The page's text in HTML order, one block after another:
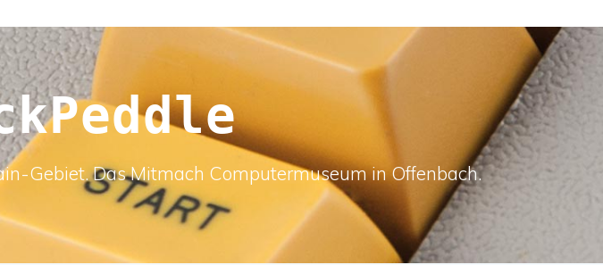
Gebiet. Das Mitmach Computermuseum in Offenbach.